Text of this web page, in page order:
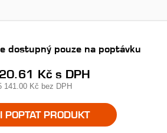
dostupný pouze na poptávku
Kč s DPH
141.00 Kč bez DPH
POPTAT PRODUKT